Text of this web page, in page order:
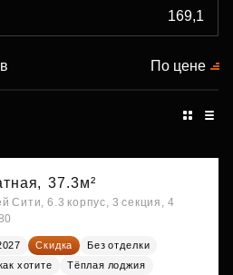
По цене
37.3м²
Сити, 6.3 корпус, 3 секция, 4
Скидка
Без отделки
хотите
Тёплая лоджия